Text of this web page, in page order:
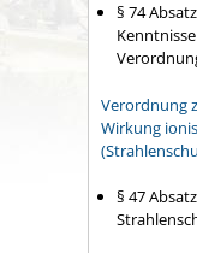
§ 74
Verordnung
Wirkung
§ 47